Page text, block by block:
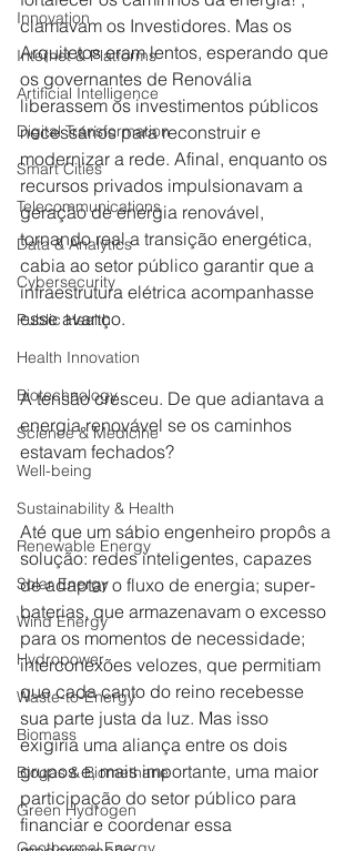
Innovation
Internet & Platforms
Artificial Intelligence
Digital Transformation
Smart Cities
Telecommunications
Data & Analytics
Cybersecurity
Public Health
Health Innovation
Biotechnology
Science & Medicine
Well-being
Sustainability & Health
Renewable Energy
Solar Energy
Wind Energy
Hydropower
Waste-to-Energy
Biomass
Biogas & Biomethane
Green Hydrogen
clamavam os Investidores. Mas os
Arquitetos eram lentos, esperando que
os governantes de Renovália
liberassem os investimentos públicos
necessários para reconstruir e
modernizar a rede. Afinal, enquanto os
recursos privados impulsionavam a
geração de energia renovável,
tornando real a transição energética,
cabia ao setor público garantir que a
infraestrutura elétrica acompanhasse
esse avanço.
A tensão cresceu. De que adiantava a
energia renovável se os caminhos
estavam fechados?
Até que um sábio engenheiro propôs a
solução: redes inteligentes, capazes
de adaptar o fluxo de energia; super-
baterias, que armazenavam o excesso
para os momentos de necessidade;
interconexões velozes, que permitiam
que cada canto do reino recebesse
sua parte justa da luz. Mas isso
exigiria uma aliança entre os dois
grupos e, mais importante, uma maior
participação do setor público para
financiar e coordenar essa